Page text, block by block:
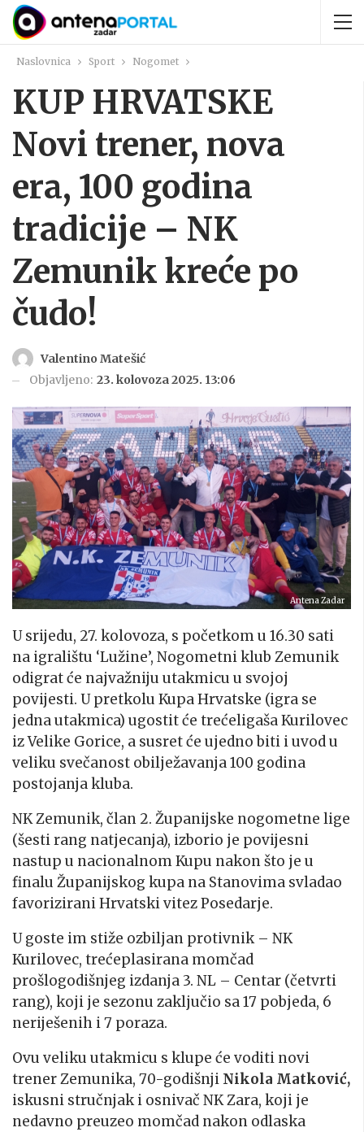
Naslovnica Sport Nogomet
KUP HRVATSKE
Novi trener, nova
era, 100 godina
tradicije – NK
Zemunik kreće po
čudo!
Valentino Matešić
Objavljeno: 23. kolovoza 2025. 13:06
Antena Zadar
U srijedu, 27. kolovoza, s početkom u 16.30 sati
na igralištu ‘Lužine’, Nogometni klub Zemunik
odigrat će najvažniju utakmicu u svojoj
povijesti. U pretkolu Kupa Hrvatske (igra se
jedna utakmica) ugostit će trećeligaša Kurilovec
iz Velike Gorice, a susret će ujedno biti i uvod u
veliku svečanost obilježavanja 100 godina
postojanja kluba.
NK Zemunik, član 2. Županijske nogometne lige
(šesti rang natjecanja), izborio je povijesni
nastup u nacionalnom Kupu nakon što je u
finalu Županijskog kupa na Stanovima svladao
favorizirani Hrvatski vitez Posedarje.
U goste im stiže ozbiljan protivnik – NK
Kurilovec, trećeplasirana momčad
prošlogodišnjeg izdanja 3. NL – Centar (četvrti
rang), koji je sezonu zaključio sa 17 pobjeda, 6
neriješenih i 7 poraza.
Ovu veliku utakmicu s klupe će voditi novi
trener Zemunika, 70-godišnji Nikola Matković,
iskusni stručnjak i osnivač NK Zara, koji je
nedavno preuzeo momčad nakon odlaska